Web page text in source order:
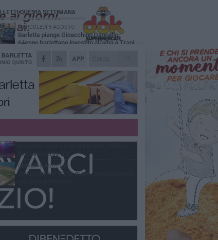
APP
BARLETTA
QUINTO
LETTI QUESTA SETTIMANA
MERCOLEDÌ 5 AGOSTO
Barletta piange Gioacchino Dagnello:
64enne barlettano investito all'alba a Trani
GIOVEDÌ 6 AGOSTO
Il ricordo di "Cecco", il benzinaio col
sorriso: «Contava i giorni che lo
dalla pensione»
MERCOLEDÌ 5 AGOSTO
Jova Summer Party, giovedì mattina
sopralluogo nell'area dell'evento
DOMENICA 2 AGOSTO
Beni confiscati alla mafia. Nasce il servizio
VENERDÌ 7 AGOSTO
bloccato verso Bari
GIOVEDÌ 6 AGOSTO
Jova Summer Party, nuovi campionamenti